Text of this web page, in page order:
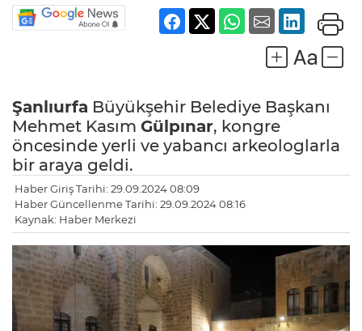
Şanlıurfa Büyükşehir Belediye Başkanı
Mehmet Kasım Gülpınar, kongre
öncesinde yerli ve yabancı arkeologlarla
bir araya geldi.
Haber Giriş Tarihi: 29.09.2024 08:09
Haber Güncellenme Tarihi: 29.09.2024 08:16
Kaynak: Haber Merkezi